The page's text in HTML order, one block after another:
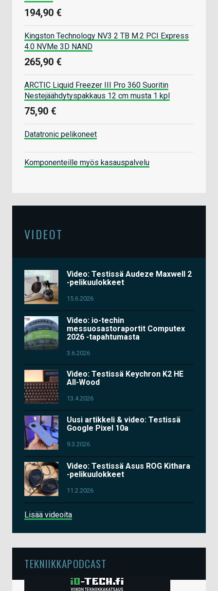
194,90 €
Kingston Technology NV3 2 TB M.2 PCI Express
4.0 NVMe 3D NAND
265,90 €
ARCTIC Liquid Freezer III Pro 360 Suoritin
Nestejäähdytyspakkaus 12 cm musta 1 kpl
75,90 €
Datatronic pelikoneet
Komponenteille myös kasauspalvelu
VIDEOT
Video: Testissä Audeze Maxwell 2
-pelikuulokkeet
15.6.2026
Video: io-techin
messuosastoraportit Computex
2026 -tapahtumasta
3.6.2026
Video: Testissä Keychron K2 HE
All-Wood
13.4.2026
Uusi artikkeli & video: Testissä
Google Pixel 10a
9.3.2026
Video: Testissä Asus ROG Kithara
-pelikuulokkeet
11.2.2026
Lisää videoita
TEKNIIKKAPODCAST